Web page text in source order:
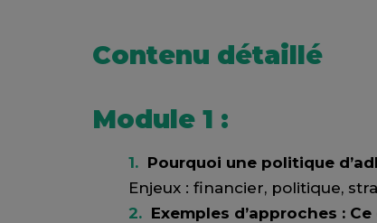
Contenu détaillé
Module 1 :
Pourquoi une politique
Enjeux : financier, politique,
Exemples d’approches :